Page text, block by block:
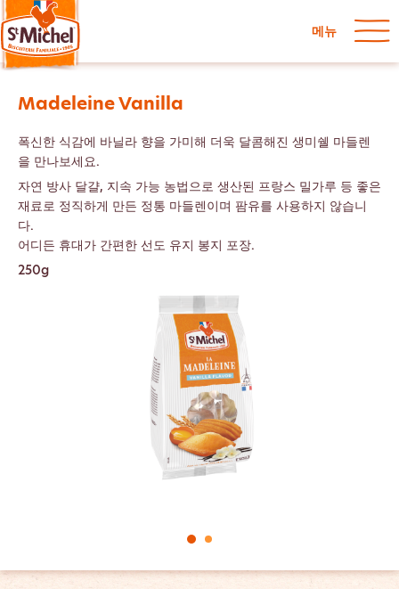
메뉴
Madeleine Vanilla
폭신한 식감에 바닐라 향을 가미해 더욱 달콤해진 생미쉘 마들렌
을 만나보세요.
자연 방사 달걀, 지속 가능 농법으로 생산된 프랑스 밀가루 등 좋은
재료로 정직하게 만든 정통 마들렌이며 팜유를 사용하지 않습니
다.
어디든 휴대가 간편한 선도 유지 봉지 포장.
250g